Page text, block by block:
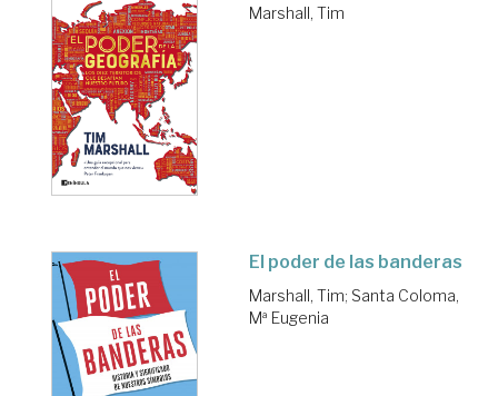
Marshall, Tim
El poder de las banderas
Marshall, Tim; Santa Coloma,
Mª Eugenia